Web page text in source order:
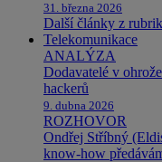
31. března 2026
Další články z
Telekomunikace
ANALÝZA
Dodavatelé v
hackerů
9. dubna 2026
ROZHOVOR
Ondřej Stříbný
know-how